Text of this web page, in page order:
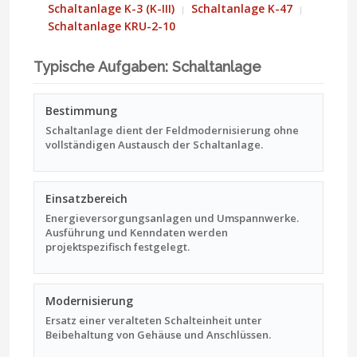
Schaltanlage K-3 (K-III)
Schaltanlage K-47
Schaltanlage KRU-2-10
Typische Aufgaben: Schaltanlage
Bestimmung
Schaltanlage dient der Feldmodernisierung ohne
vollständigen Austausch der Schaltanlage.
Einsatzbereich
Energieversorgungsanlagen und Umspannwerke.
Ausführung und Kenndaten werden
projektspezifisch festgelegt.
Modernisierung
Ersatz einer veralteten Schalteinheit unter
Beibehaltung von Gehäuse und Anschlüssen.